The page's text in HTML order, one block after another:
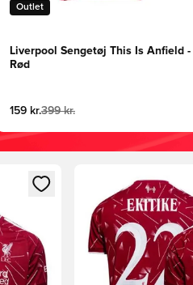
Outlet
Liverpool Sengetøj This Is Anfield -
Rød
159 kr.399 kr.
eller tilmelde dig som medlem
Åbner en Modal til